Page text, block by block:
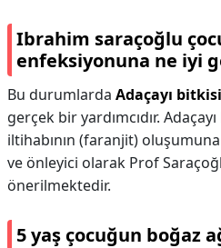
Ibrahim saraçoğlu
enfeksiyonuna ne iyi
Bu durumlarda Adaçayı
gerçek bir yardımcıdır.
iltihabının (faranjit)
ve önleyici olarak Prof
önerilmektedir.
5 yaş çocuğun boğaz